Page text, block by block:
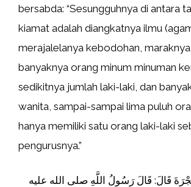
bersabda: “Sesungguhnya di antara
kiamat adalah diangkatnya ilmu
merajalelanya kebodohan, maraknya
banyaknya orang minum minuman
sedikitnya jumlah laki-laki, dan
wanita, sampai-sampai lima puluh
hanya memiliki satu orang laki-laki
pengurusnya.”
قَالَ: قَالَ رَسُولُ اللَّهِ صلى الله عليه